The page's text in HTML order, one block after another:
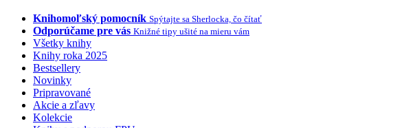
Knihomoľský pomocník Spýtajte sa Sherlocka, čo čítať
Odporúčame pre vás Knižné tipy ušité na mieru vám
Všetky knihy
Knihy roka 2025
Bestsellery
Novinky
Pripravované
Akcie a zľavy
Kolekcie